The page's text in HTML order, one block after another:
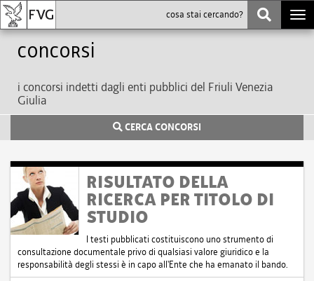
Concorsi
i concorsi indetti dagli enti pubblici del Friuli Venezia
Giulia
CERCA CONCORSI
RISULTATO DELLA
RICERCA PER TITOLO DI
STUDIO
I testi pubblicati costituiscono uno strumento di
consultazione documentale privo di qualsiasi valore giuridico e la
responsabilità degli stessi è in capo all'Ente che ha emanato il bando.